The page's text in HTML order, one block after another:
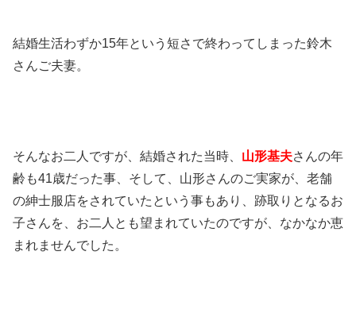
結婚生活わずか15年という短さで終わってしまった鈴木
さんご夫妻。
そんなお二人ですが、結婚された当時、 山形基夫さんの年
齢も41歳だった事、そして、 山形さんのご実家が、老舗
の紳士服店をされていたという事もあり、 跡取りとなるお
子さんを、お二人とも望まれていたのですが、 なかなか恵
まれませんでした。